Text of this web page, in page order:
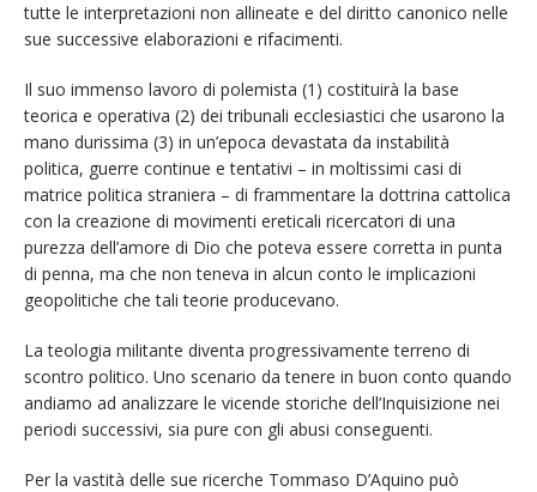
tutte le interpretazioni non allineate e del diritto canonico nelle
sue successive elaborazioni e rifacimenti.
Il suo immenso lavoro di polemista (1) costituirà la base
teorica e operativa (2) dei tribunali ecclesiastici che usarono la
mano durissima (3) in un’epoca devastata da instabilità
politica, guerre continue e tentativi – in moltissimi casi di
matrice politica straniera – di frammentare la dottrina cattolica
con la creazione di movimenti ereticali ricercatori di una
purezza dell’amore di Dio che poteva essere corretta in punta
di penna, ma che non teneva in alcun conto le implicazioni
geopolitiche che tali teorie producevano.
La teologia militante diventa progressivamente terreno di
scontro politico. Uno scenario da tenere in buon conto quando
andiamo ad analizzare le vicende storiche dell’Inquisizione nei
periodi successivi, sia pure con gli abusi conseguenti.
Per la vastità delle sue ricerche Tommaso D’Aquino può